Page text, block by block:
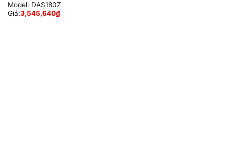
Model: DAS180Z
Giá:3,545,640₫